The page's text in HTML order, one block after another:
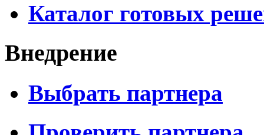
Каталог готовых
Внедрение
Выбрать партнера